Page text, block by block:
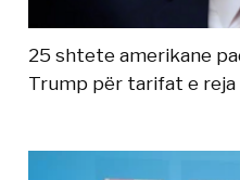
25 shtete amerikane
Trump për tarifat e